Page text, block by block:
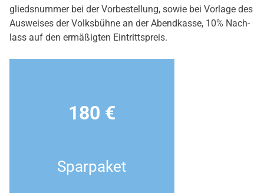
glieds­num­mer bei der Vor­be­stel­lung, sowie bei Vor­la­ge des
Aus­wei­ses der Volks­büh­ne an der Abend­kas­se, 10% Nach­
lass auf den ermä­ßig­ten Ein­tritts­preis.
180 €
Spar­pa­ket